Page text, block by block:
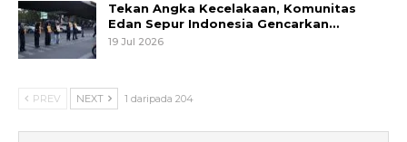
Tekan Angka Kecelakaan, Komunitas
Edan Sepur Indonesia Gencarkan…
19 Jul 2026
PREV NEXT 1 daripada 204